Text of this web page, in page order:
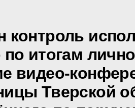
контроль
по итогам
видео-
Тверской